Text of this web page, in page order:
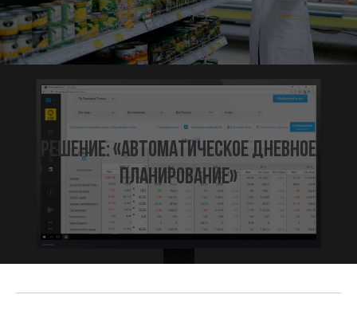
Решение: «Автоматическое дневное
планирование»